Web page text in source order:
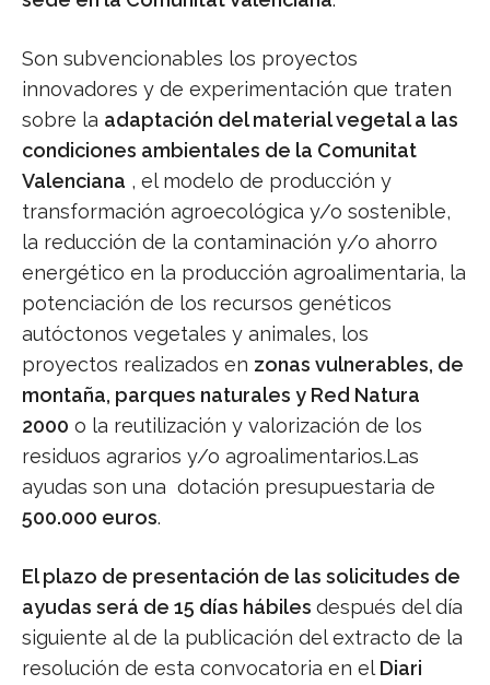
Son subvencionables los proyectos
innovadores y de experimentación que traten
sobre la adaptación del material vegetal a las
condiciones ambientales de la Comunitat
Valenciana , el modelo de producción y
transformación agroecológica y/o sostenible,
la reducción de la contaminación y/o ahorro
energético en la producción agroalimentaria, la
potenciación de los recursos genéticos
autóctonos vegetales y animales, los
proyectos realizados en zonas vulnerables, de
montaña, parques naturales y Red Natura
2000 o la reutilización y valorización de los
residuos agrarios y/o agroalimentarios.Las
ayudas son una dotación presupuestaria de
500.000 euros.
El plazo de presentación de las solicitudes de
ayudas será de 15 días hábiles después del día
siguiente al de la publicación del extracto de la
resolución de esta convocatoria en el Diari